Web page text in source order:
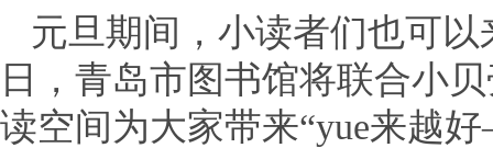
元旦期间，小读者们也可
日，青岛市图书馆将联合小
读空间为大家带来“yue来越